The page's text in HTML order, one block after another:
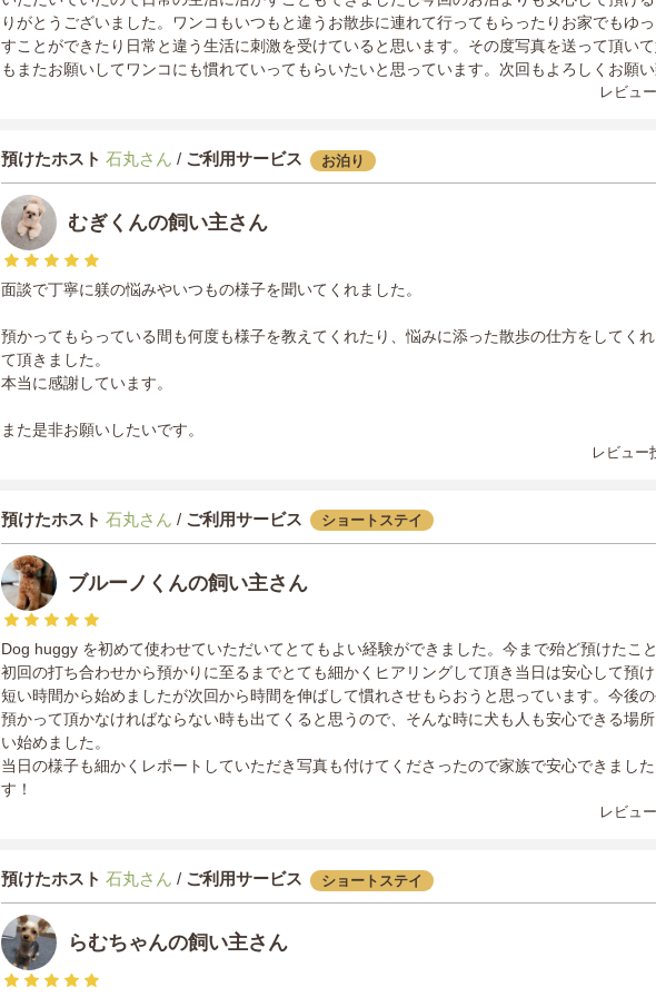
りがとうございました。ワンコもいつもと違うお散歩に連れて行ってもらったりお家でもゆ
すことができたり日常と違う生活に刺激を受けていると思います。その度写真を送って頂い
もまたお願いしてワンコにも慣れていってもらいたいと思っています。次回もよろしくお願
レビュ
預けたホスト 石丸さん / ご利用サービス お泊り
むぎくんの飼い主さん
面談で丁寧に躾の悩みやいつもの様子を聞いてくれました。
預かってもらっている間も何度も様子を教えてくれたり、悩みに添った散歩の仕方をしてく
て頂きました。
本当に感謝しています。
また是非お願いしたいです。
レビュ
預けたホスト 石丸さん / ご利用サービス ショートステイ
ブルーノくんの飼い主さん
Dog huggy を初めて使わせていただいてとてもよい経験ができました。今まで殆ど預けたこ
初回の打ち合わせから預かりに至るまでとても細かくヒアリングして頂き当日は安心して預
短い時間から始めましたが次回から時間を伸ばして慣れさせもらおうと思っています。今後
預かって頂かなければならない時も出てくると思うので、そんな時に犬も人も安心できる場
い始めました。
当日の様子も細かくレポートしていただき写真も付けてくださったので家族で安心できまし
す！
レビュ
預けたホスト 石丸さん / ご利用サービス ショートステイ
らむちゃんの飼い主さん